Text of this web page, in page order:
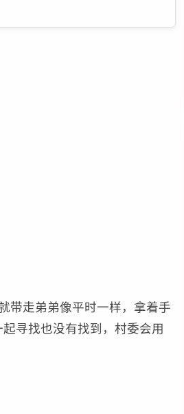
带走弟弟像平时一样，拿着手
寻找也没有找到，村委会用